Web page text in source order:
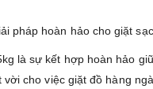
pháp hoàn hảo cho giặt
là sự kết hợp hoàn hảo
cho việc giặt đồ hàng